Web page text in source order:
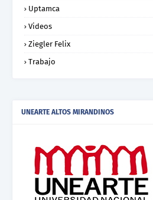
Uptamca
Videos
Ziegler Felix
Trabajo
UNEARTE ALTOS MIRANDINOS